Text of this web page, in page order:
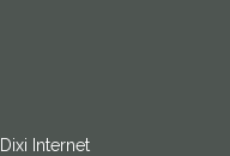
Dixi Internet